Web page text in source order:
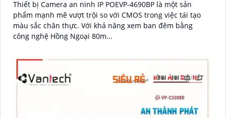
Thiết bị Camera an ninh IP POEVP-4690BP là một sản
phẩm mạnh mẽ vượt trội so với CMOS trong việc tái tạo
màu sắc chân thực. Với khả năng xem ban đêm bằng
công nghệ Hồng Ngoại 80m...